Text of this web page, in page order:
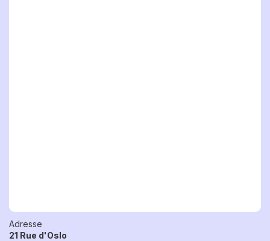
Adresse
21 Rue d'Oslo